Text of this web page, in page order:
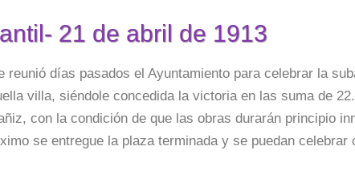
21 de abril de 1913
reunió días pasados el Ayuntamiento para celebrar la
villa, siéndole concedida la victoria en las suma de
con la condición de que las obras durarán principio
se entregue la plaza terminada y se puedan